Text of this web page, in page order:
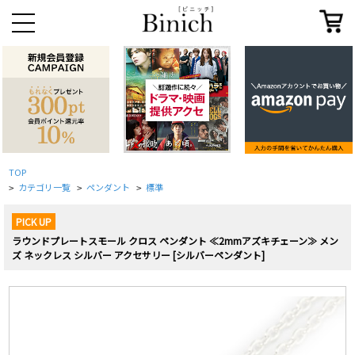
TOP
> カテゴリ一覧 > ペンダント > 標準
PICK UP
ラウンドプレートスモール クロス ペンダント ≪2mmアズキチェーン≫ メン
ズ ネックレス シルバー アクセサリー [シルバーペンダント]